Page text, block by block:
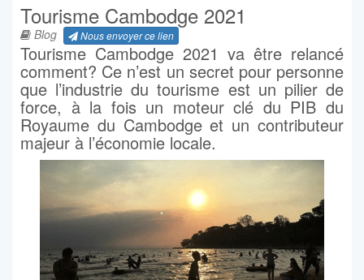
Tourisme Cambodge 2021
Blog Nous envoyer ce lien
Tourisme Cambodge 2021 va être relancé
comment? Ce n’est un secret pour personne
que l’industrie du tourisme est un pilier de
force, à la fois un moteur clé du PIB du
Royaume du Cambodge et un contributeur
majeur à l’économie locale.